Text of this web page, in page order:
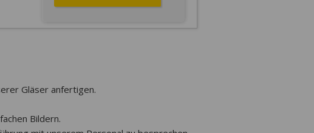
Gläser anfertigen.
Bildern.